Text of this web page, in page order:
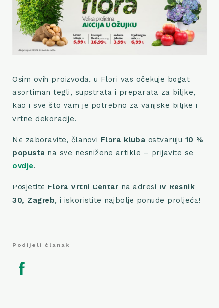
Osim ovih proizvoda, u Flori vas očekuje bogat
asortiman tegli, supstrata i preparata za biljke,
kao i sve što vam je potrebno za vanjske biljke i
vrtne dekoracije.
Ne zaboravite, članovi Flora kluba ostvaruju 10 %
popusta na sve nesnižene artikle – prijavite se
ovdje.
Posjetite Flora Vrtni Centar na adresi IV Resnik
30, Zagreb, i iskoristite najbolje ponude proljeća!
Podijeli članak